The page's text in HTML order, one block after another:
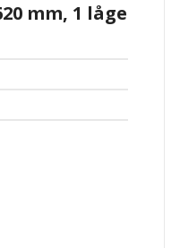
mm, 1 låge